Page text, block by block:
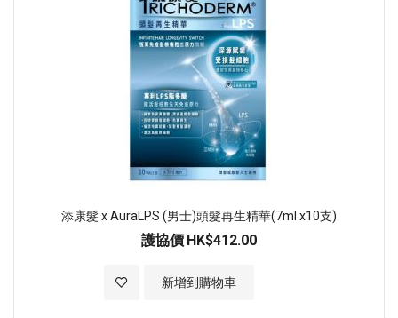
添康髮 x AuraLPS (男士)頭髮再生精華(7ml x10支)
護協價 HK$412.00
新增到購物車
加入至願望清單